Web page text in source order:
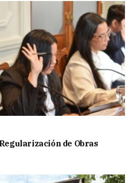
de Obras